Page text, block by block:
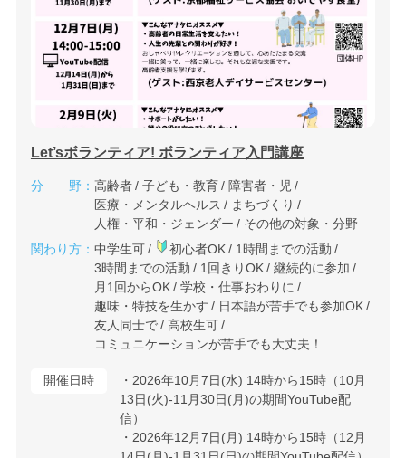
Let’sボランティア! ボランティア入門講座
分 野： 高齢者 子ども・教育
障害者・児
医療・メンタルヘルス
まちづくり
人権・平和・ジェンダー
その他の対象・分野
関わり方： 中学生可 初心者OK
1時間までの活動
3時間までの活動
1回きりOK
継続的に参加
月1回からOK
学校・仕事おわりに
趣味・特技を生かす
日本語が苦手でも参加OK
友人同士で
高校生可
コミュニケーションが苦手でも大丈夫！
開催日時
・2026年10月7日(水) 14時から15時（10月
13日(火)-11月30日(月)の期間YouTube配
信）
・2026年12月7日(月) 14時から15時（12月